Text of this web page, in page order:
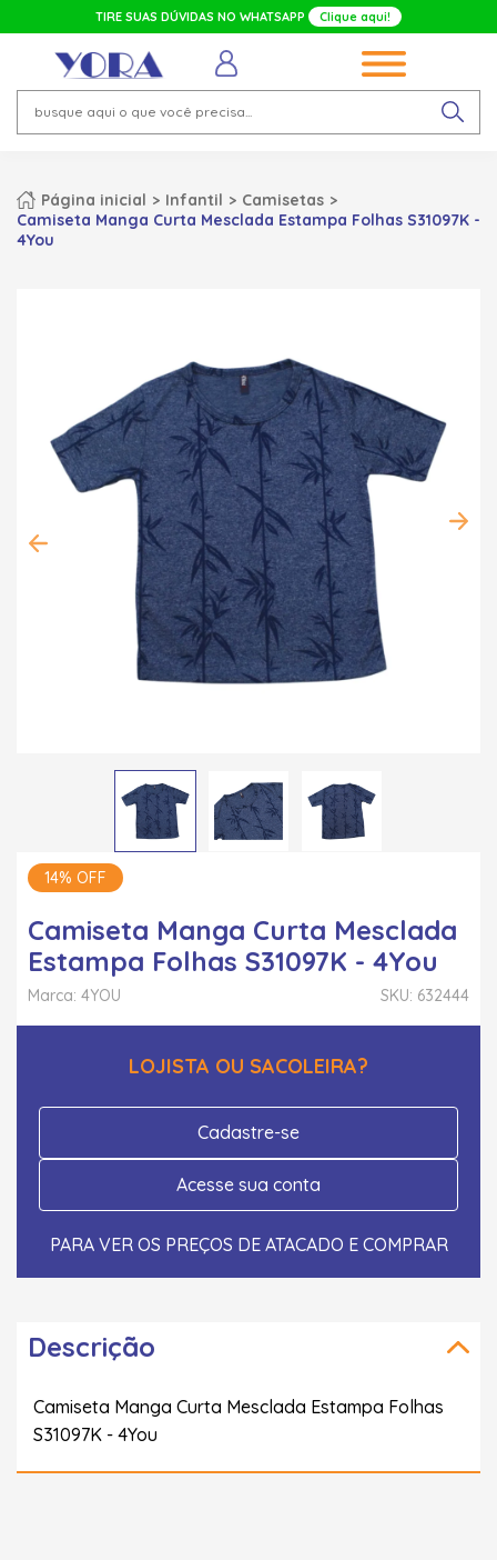
TIRE SUAS DÚVIDAS NO WHATSAPP Clique aqui!
Página inicial Infantil
Camisetas
Camiseta Manga Curta Mesclada Estampa Folhas S31097K -
4You
14% OFF
Camiseta Manga Curta Mesclada
Estampa Folhas S31097K - 4You
SKU: 632444
Marca: 4YOU
LOJISTA OU SACOLEIRA?
Cadastre-se
Acesse sua conta
PARA VER OS PREÇOS DE ATACADO E COMPRAR
Descrição
Camiseta Manga Curta Mesclada Estampa Folhas
S31097K - 4You